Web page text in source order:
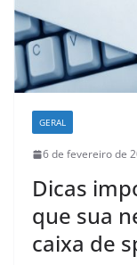
GERAL
6 de fevereiro de
Dicas
que sua
caixa de